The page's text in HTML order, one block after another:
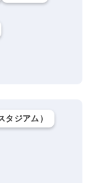
ジアム）